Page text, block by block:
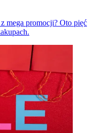
mega promocji? Oto pięć